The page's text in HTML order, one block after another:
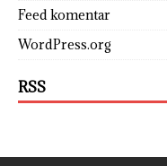
Feed komentar
WordPress.org
RSS